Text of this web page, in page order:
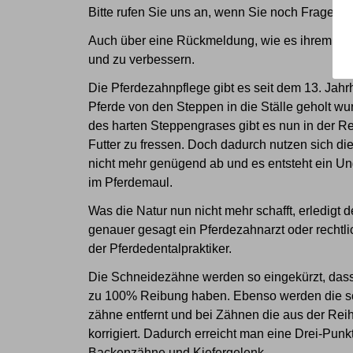
Bitte rufen Sie uns an, wenn Sie noch Fragen
Auch über eine Rückmeldung, wie es ihrem
und zu verbessern.
Die Pferdezahnpflege gibt es seit dem 13.
Pferde von den Steppen in die Ställe geholt
des harten Steppengrases gibt es nun in der
Futter zu fressen. Doch dadurch nutzen sich
nicht mehr genügend ab und es entsteht ein
im Pferdemaul.
Was die Natur nun nicht mehr schafft, erledigt
genauer gesagt ein Pferdezahnarzt oder
der Pferdedentalpraktiker.
Die Schneidezähne werden so eingekürzt,
zu 100% Reibung haben. Ebenso werden die
zähne entfernt und bei Zähnen die aus der
korrigiert. Dadurch erreicht man eine Drei-